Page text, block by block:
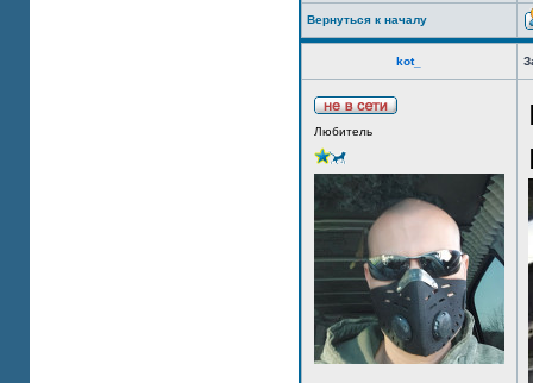
Вернуться к началу
kot_
Любитель